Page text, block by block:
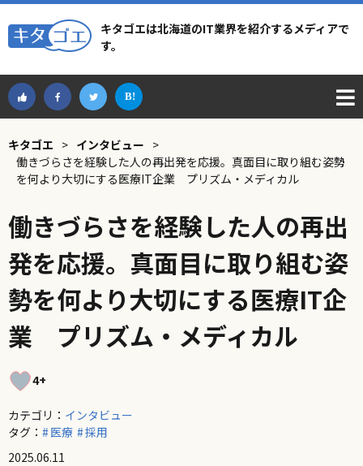
キタゴエは北海道のIT業界を紹介するメディアで
す。
キタゴエ > インタビュー >
働きづらさを経験した人の再出発を応援。真面目に取り組む姿勢
を何より大切にする医療IT企業 プリズム・メディカル
働きづらさを経験した人の再出
発を応援。真面目に取り組む姿
勢を何より大切にする医療IT企
業 プリズム・メディカル
4+
カテゴリ： インタビュー
タグ：
医療
採用
2025.06.11